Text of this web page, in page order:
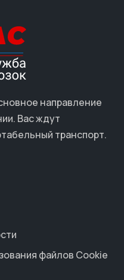
направление
Вас ждут
транспорт.
файлов Cookie